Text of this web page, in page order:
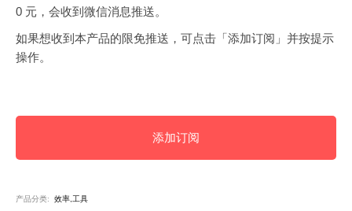
0 元，会收到微信消息推送。
如果想收到本产品的限免推送，可点击「添加订阅」并按提示
操作。
添加订阅
产品分类: 效率,工具